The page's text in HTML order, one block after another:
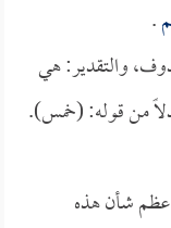
.
والتقدير: هي
من قوله: (خمس).
عظم شأن هذه